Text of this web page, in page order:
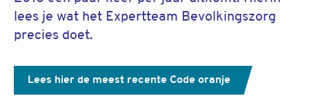
lees je wat het Expertteam Bevolkingszorg
precies doet.
Lees hier de meest recente Code oranje